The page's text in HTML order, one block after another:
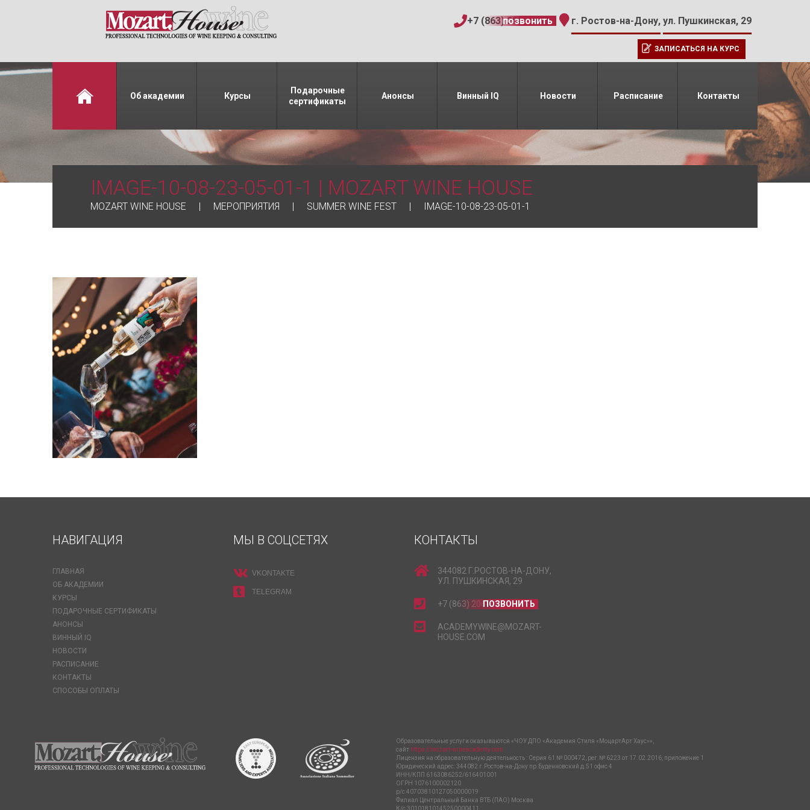
+7 (863) 206-15-15
позвонить г. Ростов-на-Дону, ул. Пушкинская, 29
ЗАПИСАТЬСЯ НА КУРС
Об академии Курсы
Подарочные
сертификаты
Анонсы Винный IQ Новости Расписание Контакты
IMAGE-10-08-23-05-01-1 | MOZART WINE HOUSE
MOZART WINE HOUSE МЕРОПРИЯТИЯ SUMMER WINE FEST IMAGE-10-08-23-05-01-1
НАВИГАЦИЯ
ГЛАВНАЯ
ОБ АКАДЕМИИ
КУРСЫ
ПОДАРОЧНЫЕ СЕРТИФИКАТЫ
АНОНСЫ
ВИННЫЙ IQ
НОВОСТИ
РАСПИСАНИЕ
КОНТАКТЫ
СПОСОБЫ ОПЛАТЫ
МЫ В СОЦСЕТЯХ
VKONTAKTE
TELEGRAM
КОНТАКТЫ
344082 Г.РОСТОВ-НА-ДОНУ,
УЛ. ПУШКИНСКАЯ, 29
+7 (863) 206-15-15
ПОЗВОНИТЬ
ACADEMYWINE@MOZART-
HOUSE.COM
Образовательные услуги оказываются «ЧОУ ДПО «Академия Стиля «МоцартАрт Хаус»»,
сайт https://mozart-wineacademy.com
Лицензия на образовательную деятельность : Серия 61 № 000472, рег.№ 6223 от 17.02.2016, приложение 1
Юридический адрес: 344082 г.Ростов-на-Дону пр.Буденновский д.51 офис 4
ИНН/КПП 6163086252/616401001
ОГРН 1076100002120
р/с 40703810127050000019
Филиал Центральный Банка ВТБ (ПАО) Москва
К/с 30101810145250000411